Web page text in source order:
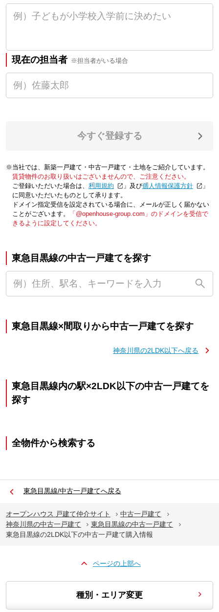
現在の担当者 ※担当者がいる場合
今すぐ登録する
※当社では、新築一戸建て・中古一戸建て・土地をご紹介しています。
賃貸物件のお取り扱いはございませんので、ご注意ください。
ご登録いただいた場合は、「利用規約 」及び「個人情報保護方針
」
に同意いただいたものとして承ります。
ドメイン指定受信を設定されている場合に、メールが正しく届かない
ことがございます。
「@openhouse-group.com」のドメインを受信で
きるように設定してください。
東急目黒線の中古一戸建てを探す
東急目黒線×間取りから中古一戸建てを探す
神奈川県の2LDK以下へ戻る
東急目黒線内の駅×2LDK以下の中古一戸建てを
探す
全物件から検索する
東急目黒線/中古一戸建てへ戻る
オープンハウス 戸建て仲介サイト
中古一戸建て
神奈川県の中古一戸建て
東急目黒線の中古一戸建て
東急目黒線の2LDK以下の中古一戸建て購入情報
ページの上部へ
種別・エリア変更